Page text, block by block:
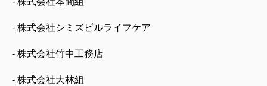
- 株式会社シミズビルライフケア
- 株式会社竹中工務店
- 株式会社大林組